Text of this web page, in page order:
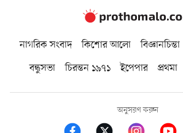
নাগরিক সংবাদ কিশোর আলো বিজ্ঞানচিন্তা
বন্ধুসভা
চিরন্তন ১৯৭১ ইপেপার প্রথমা
অনুসরণ করুন